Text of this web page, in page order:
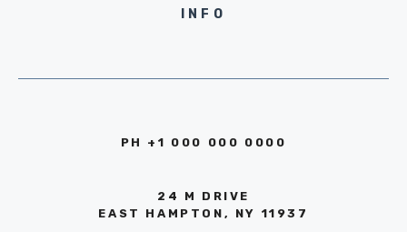
INFO
PH +1 000 000 0000
24 M DRIVE
EAST HAMPTON, NY 11937